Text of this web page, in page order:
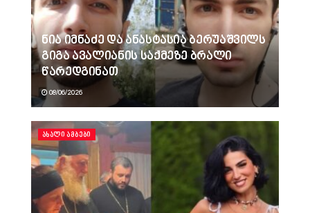
ნია იმნაძე და ანასტასია ბერუაშვილს
გიგა ავალიანის საქმეზე ბრალი
წარედგინათ
08/06/2026
ᲐᲮᲐᲚᲘ ᲐᲛᲑᲔᲑᲘ